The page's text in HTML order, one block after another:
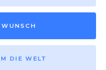
DIE WELT